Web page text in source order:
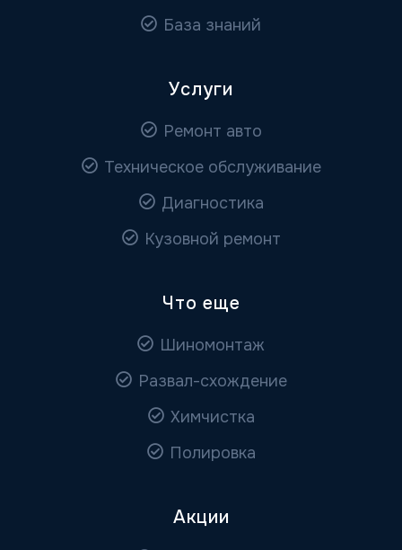
База знаний
Услуги
Ремонт авто
Техническое обслуживание
Диагностика
Кузовной ремонт
Что еще
Шиномонтаж
Развал-схождение
Химчистка
Полировка
Акции